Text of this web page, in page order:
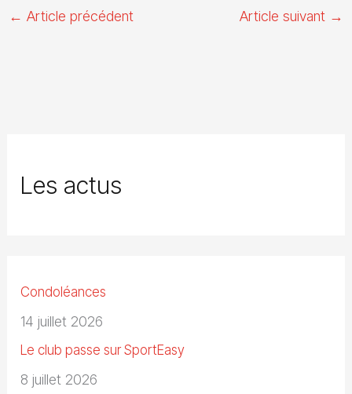
← Article précédent Article suivant →
Les actus
Condoléances
14 juillet 2026
Le club passe sur SportEasy
8 juillet 2026